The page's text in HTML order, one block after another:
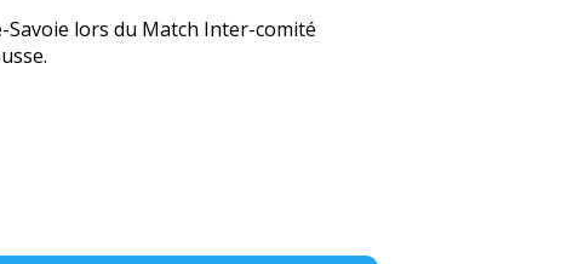
lors du Match Inter-comité